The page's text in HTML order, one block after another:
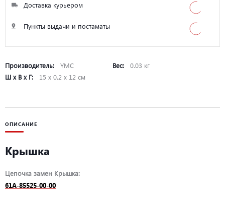
Доставка курьером
Пункты выдачи и постаматы
Производитель: YMC Вес:
0.03 кг
Ш х В х Г:
15 х 0.2 х 12 см
ОПИСАНИЕ
Крышка
Цепочка замен Крышка:
61A-85525-00-00